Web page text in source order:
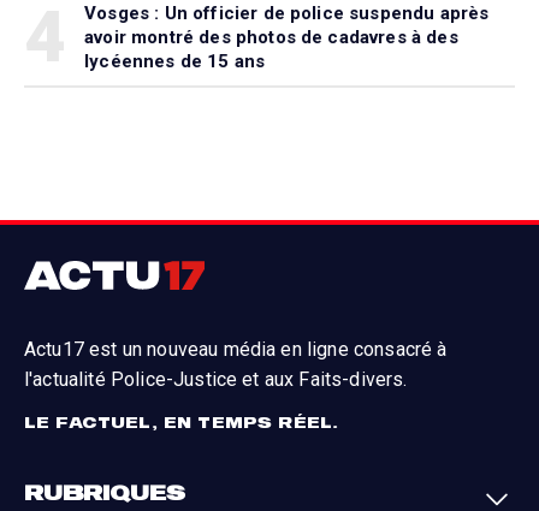
Vosges : Un officier de police suspendu après
avoir montré des photos de cadavres à des
lycéennes de 15 ans
Actu17 est un nouveau média en ligne consacré à
l'actualité Police-Justice et aux Faits-divers.
LE FACTUEL, EN TEMPS RÉEL.
RUBRIQUES